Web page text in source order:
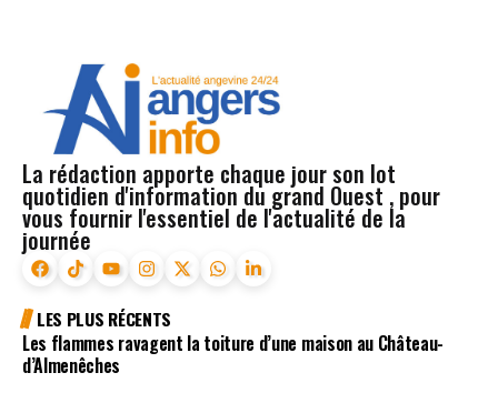
La rédaction apporte chaque jour son lot
quotidien d'information du grand Ouest , pour
vous fournir l'essentiel de l'actualité de la
journée
LES PLUS RÉCENTS
Les flammes ravagent la toiture d’une maison au Château-
d’Almenêches